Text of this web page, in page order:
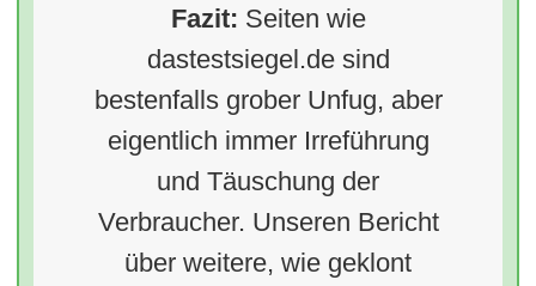
Fazit: Seiten wie
dastestsiegel.de sind
bestenfalls grober Unfug, aber
eigentlich immer Irreführung
und Täuschung der
Verbraucher. Unseren Bericht
über weitere, wie geklont